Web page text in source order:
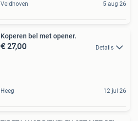
Veldhoven 5 aug 26
Koperen bel met opener.
€ 27,00 Details
Heeg 12 jul 26